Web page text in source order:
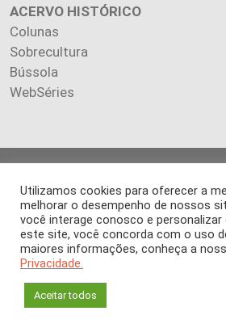
ACERVO HISTÓRICO
Colunas
Sobrecultura
Bússola
WebSéries
reservados.
Os artigos publicados na revista
opinião de seus
É proibida a reprodução, integral ou
Utilizamos cookies para oferecer a
melhorar o desempenho de nossos
você interage conosco e
este site, você concorda com o uso
maiores informações, conheça a
Privacidade.
Aceitar todos